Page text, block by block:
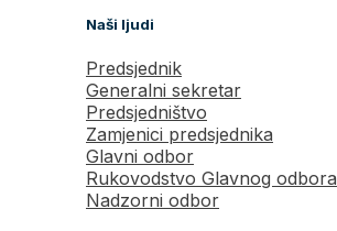
Naši ljudi
Predsjednik
Generalni sekretar
Predsjedništvo
Zamjenici predsjednika
Glavni odbor
Rukovodstvo Glavnog odbora
Nadzorni odbor